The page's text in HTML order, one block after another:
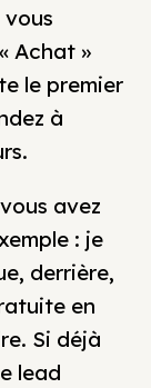
vous
Achat »
le premier
à
avez
: je
derrière,
en
Si déjà
lead